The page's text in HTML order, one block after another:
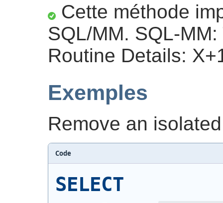
Cette méthode
SQL/MM. SQL-
Routine Details:
Exemples
Remove an
Code
SELECT